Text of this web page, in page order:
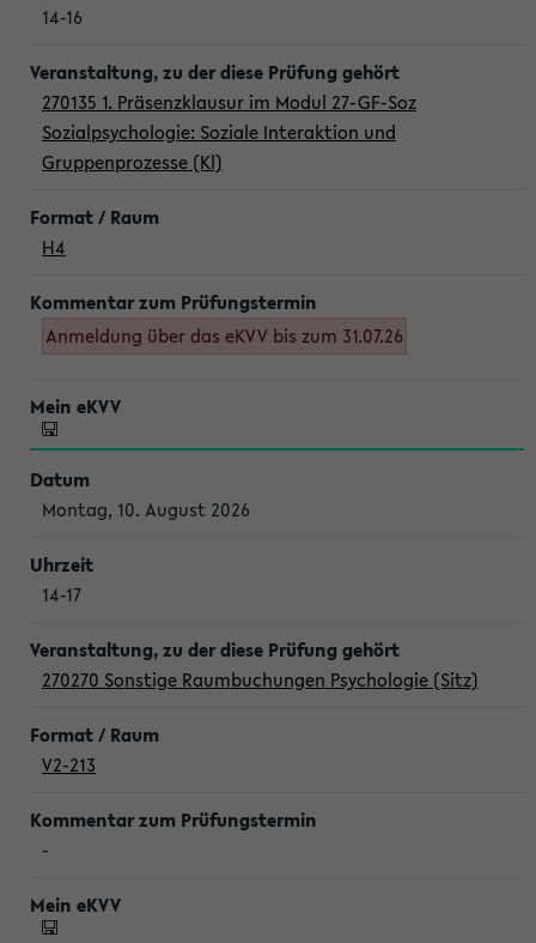
14-16
270135 1. Präsenzklausur im Modul 27-GF-Soz
Sozialpsychologie: Soziale Interaktion und
Gruppenprozesse (Kl)
H4
Anmeldung über das eKVV bis zum 31.07.26
Montag, 10. August 2026
14-17
270270 Sonstige Raumbuchungen Psychologie (Sitz)
V2-213
-